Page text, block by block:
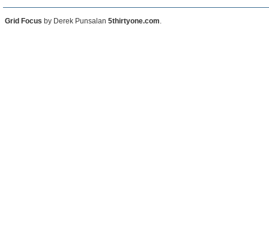
Grid Focus by Derek Punsalan 5thirtyone.com.